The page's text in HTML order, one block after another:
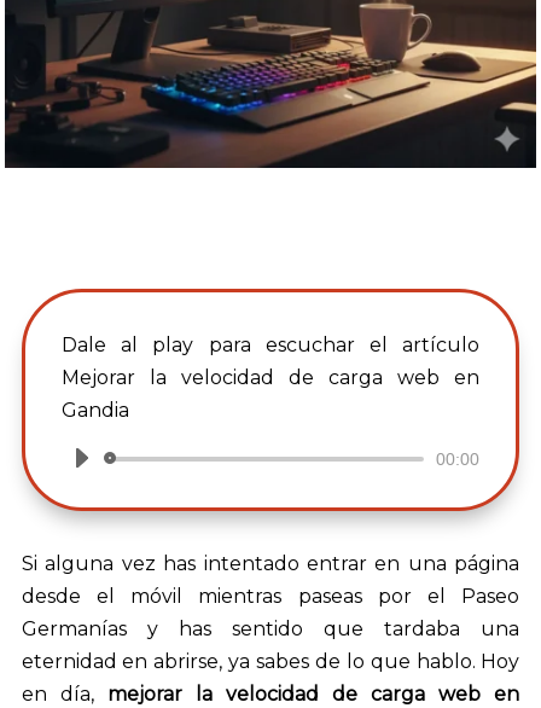
Dale al play para escuchar el artículo
Mejorar la velocidad de carga web en
Gandia
Reproductor
audio
00:00
Si alguna vez has intentado entrar en una página
desde el móvil mientras paseas por el Paseo
Germanías y has sentido que tardaba una
eternidad en abrirse, ya sabes de lo que hablo. Hoy
en día, mejorar la velocidad de carga web en